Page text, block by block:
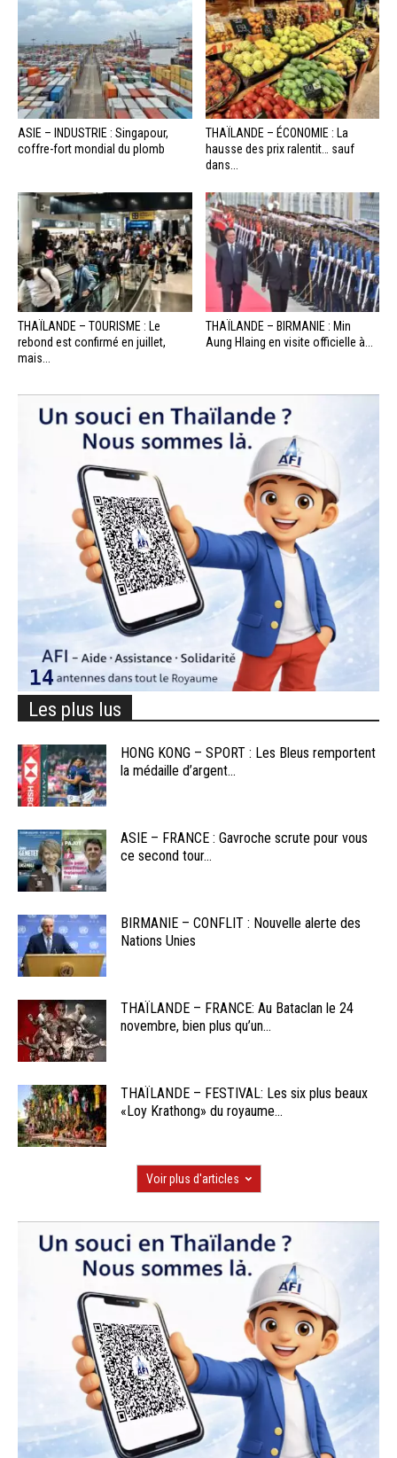
ASIE – INDUSTRIE : Singapour,
coffre-fort mondial du plomb
THAÏLANDE – ÉCONOMIE : La
hausse des prix ralentit… sauf
dans...
THAÏLANDE – TOURISME : Le
rebond est confirmé en juillet,
mais...
THAÏLANDE – BIRMANIE : Min
Aung Hlaing en visite officielle à...
Les plus lus
HONG KONG – SPORT : Les Bleus remportent
la médaille d’argent...
ASIE – FRANCE : Gavroche scrute pour vous
ce second tour...
BIRMANIE – CONFLIT : Nouvelle alerte des
Nations Unies
THAÏLANDE – FRANCE: Au Bataclan le 24
novembre, bien plus qu’un...
THAÏLANDE – FESTIVAL: Les six plus beaux
«Loy Krathong» du royaume...
Voir plus d'articles